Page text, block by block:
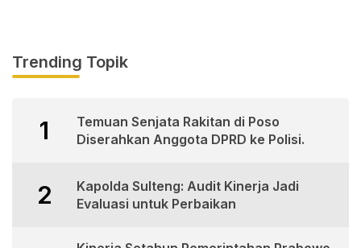
Trending Topik
1
Temuan Senjata Rakitan di Poso
Diserahkan Anggota DPRD ke Polisi.
2
Kapolda Sulteng: Audit Kinerja Jadi
Evaluasi untuk Perbaikan